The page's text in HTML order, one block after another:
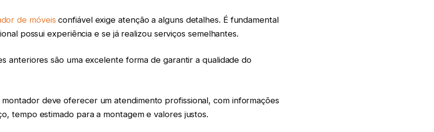
de móveisconfiável exige atenção a alguns detalhes. É fundamental
possui experiência e se já realizou serviços semelhantes.
anteriores são uma excelente forma de garantir a qualidade do
montador deve oferecer um atendimento profissional, com informações
tempo estimado para a montagem e valores justos.